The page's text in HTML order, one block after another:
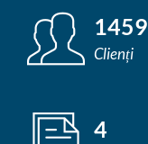
1459
Clienți
4